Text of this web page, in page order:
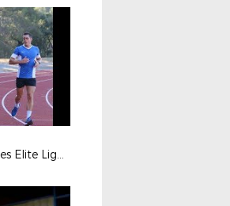
Au coeur du stage des arbitres Elite Ligue (Boulouris)